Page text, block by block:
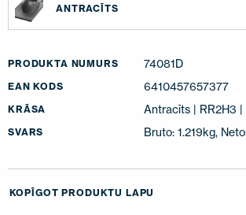
ANTRACĪTS
PRODUKTA NUMURS 74081D
EAN KODS 6410457657377
KRĀSA Antracīts | RR2H3 |
SVARS Bruto: 1.219kg,
KOPĪGOT PRODUKTU LAPU